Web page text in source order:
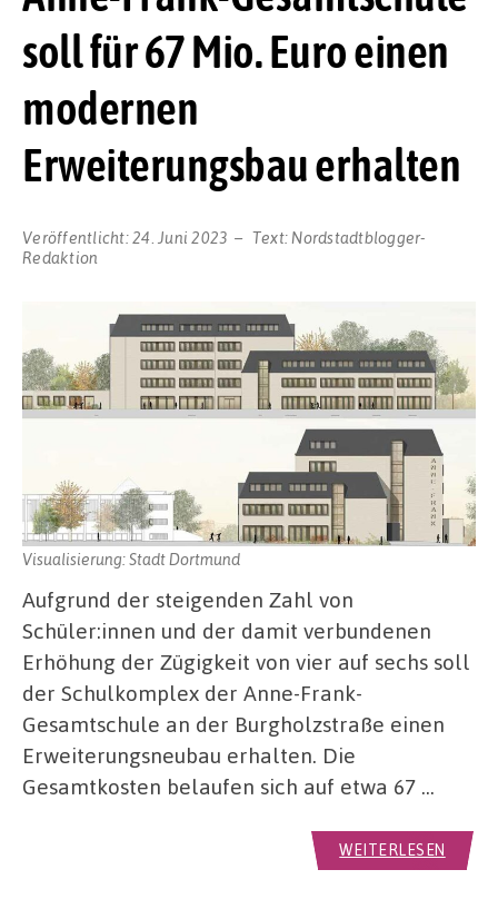
soll für 67 Mio. Euro einen
modernen
Erweiterungsbau erhalten
Veröffentlicht:24. Juni 2023 Text: Nordstadtblogger-
Redaktion
Visualisierung: Stadt Dortmund
Aufgrund der steigenden Zahl von
Schüler:innen und der damit verbundenen
Erhöhung der Zügigkeit von vier auf sechs soll
der Schulkomplex der Anne-Frank-
Gesamtschule an der Burgholzstraße einen
Erweiterungsneubau erhalten. Die
Gesamtkosten belaufen sich auf etwa 67 …
WEITERLESEN